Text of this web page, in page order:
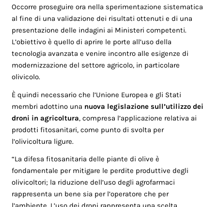
Occorre proseguire ora nella sperimentazione sistematica
al fine di una validazione dei risultati ottenuti e di una
presentazione delle indagini ai Ministeri competenti.
L’obiettivo è quello di aprire le porte all’uso della
tecnologia avanzata e venire incontro alle esigenze di
modernizzazione del settore agricolo, in particolare
olivicolo.
È quindi necessario che l’Unione Europea e gli Stati
membri adottino una nuova legislazione sull’utilizzo dei
droni in agricoltura, compresa l’applicazione relativa ai
prodotti fitosanitari, come punto di svolta per
l’olivicoltura ligure.
“La difesa fitosanitaria delle piante di olive è
fondamentale per mitigare le perdite produttive degli
olivicoltori; la riduzione dell’uso degli agrofarmaci
rappresenta un bene sia per l’operatore che per